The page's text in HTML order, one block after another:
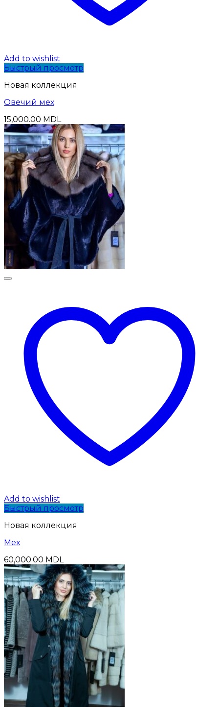
Add to wishlist
Быстрый просмотр
Новая коллекция
Oвечий мех
15,000.00 MDL
Add to wishlist
Быстрый просмотр
Новая коллекция
Мех
60,000.00 MDL